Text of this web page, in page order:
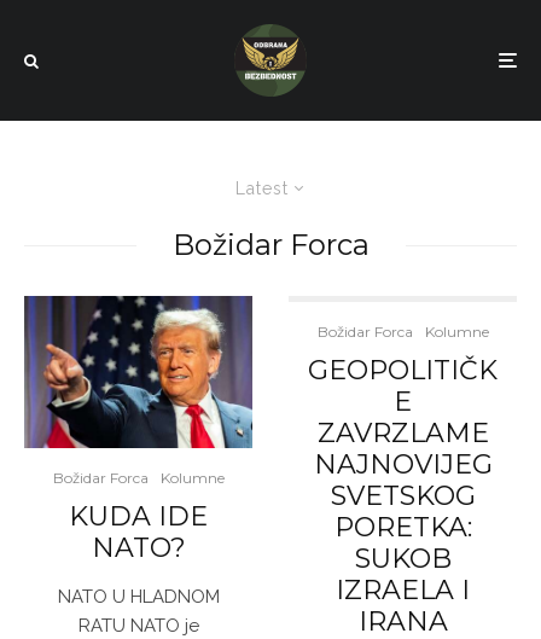
Latest
Božidar Forca
Božidar Forca Kolumne
KUDA IDE
NATO?
NATO U HLADNOM
RATU NATO je
Božidar Forca Kolumne
GEOPOLITIČK
E
ZAVRZLAME
NAJNOVIJEG
SVETSKOG
PORETKA:
SUKOB
IZRAELA I
IRANA